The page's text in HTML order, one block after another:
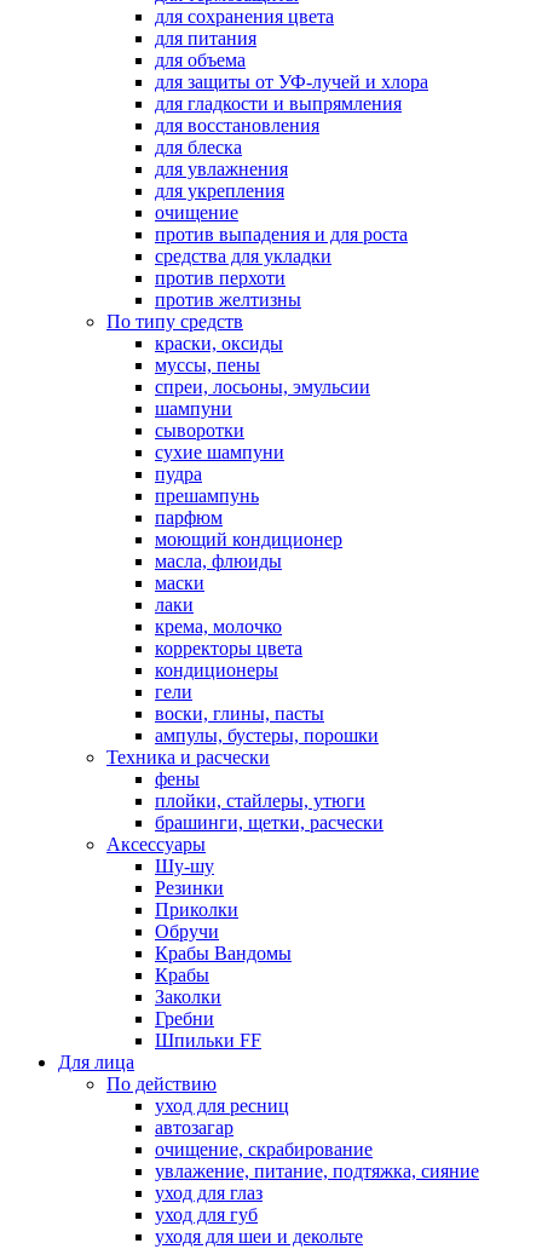
для сохранения цвета
для питания
для объема
для защиты от УФ-лучей и хлора
для гладкости и выпрямления
для восстановления
для блеска
для увлажнения
для укрепления
очищение
против выпадения и для роста
средства для укладки
против перхоти
против желтизны
По типу средств
краски, оксиды
муссы, пены
спреи, лосьоны, эмульсии
шампуни
сыворотки
сухие шампуни
пудра
прешампунь
парфюм
моющий кондиционер
масла, флюиды
маски
лаки
крема, молочко
корректоры цвета
кондиционеры
гели
воски, глины, пасты
ампулы, бустеры, порошки
Техника и расчески
фены
плойки, стайлеры, утюги
брашинги, щетки, расчески
Аксессуары
Шу-шу
Резинки
Приколки
Обручи
Крабы Вандомы
Крабы
Заколки
Гребни
Шпильки FF
Для лица
По действию
уход для ресниц
автозагар
очищение, скрабирование
увлажение, питание, подтяжка, сияние
уход для глаз
уход для губ
уходя для шеи и декольте